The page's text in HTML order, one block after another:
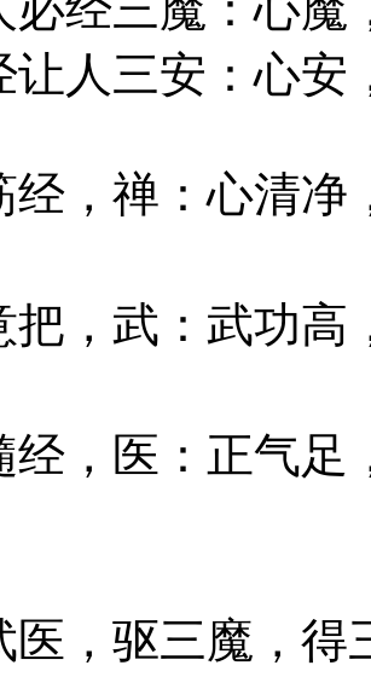
三安：心安
禅：心清净
武：武功高
医：正气足
驱三魔，得